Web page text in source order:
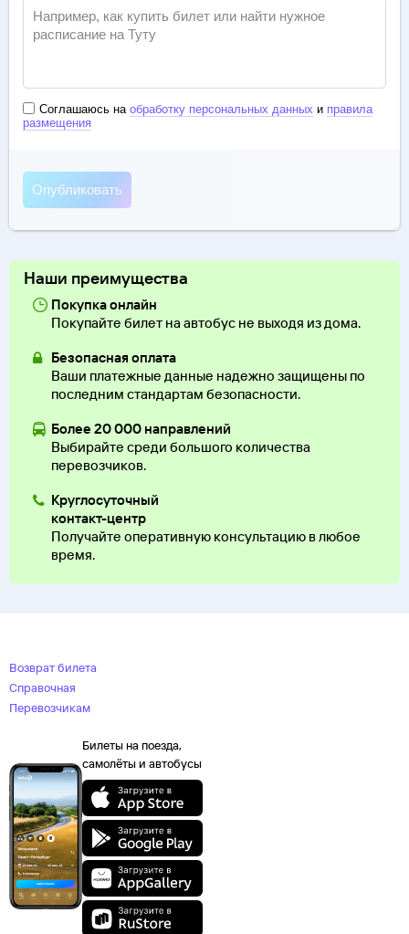
Соглашаюсь на обработку персональных данных и правила
размещения
Наши преимущества
Покупка онлайн
Покупайте билет на автобус не выходя из дома.
Безопасная оплата
Ваши платежные данные надежно защищены по
последним стандартам безопасности.
Более 20 000 направлений
Выбирайте среди большого количества
перевозчиков.
Круглосуточный
контакт-центр
Получайте оперативную консультацию в любое
время.
Возврат билета
Справочная
Перевозчикам
Билеты на поезда,
самолёты и автобусы